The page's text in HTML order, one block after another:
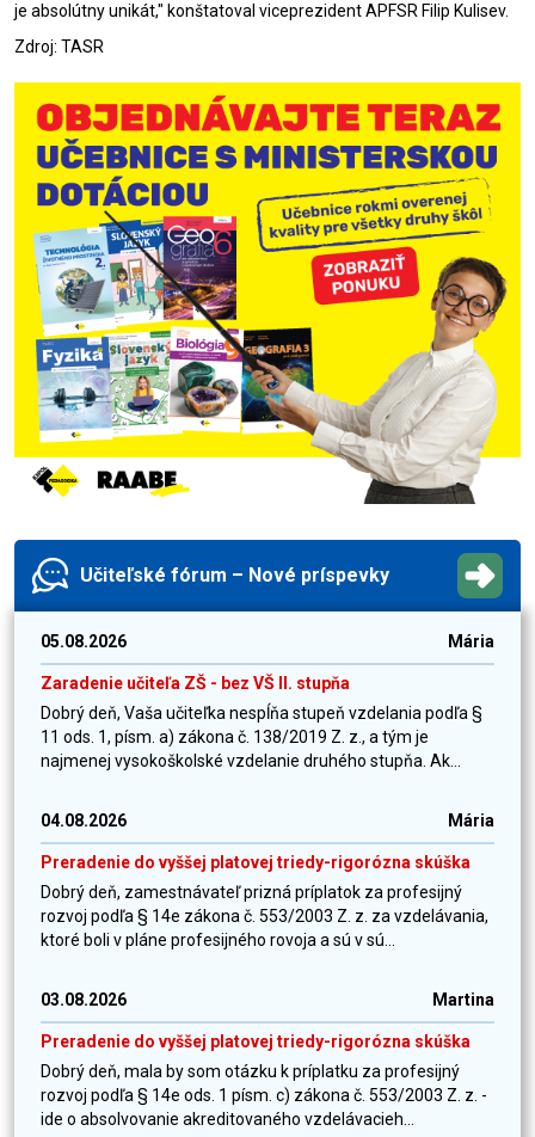
je absolútny unikát," konštatoval viceprezident APFSR Filip Kulisev.
Zdroj: TASR
Učiteľské fórum – Nové príspevky
05.08.2026 Mária
Zaradenie učiteľa ZŠ - bez VŠ II. stupňa
Dobrý deň, Vaša učiteľka nespĺňa stupeň vzdelania podľa §
11 ods. 1, písm. a) zákona č. 138/2019 Z. z., a tým je
najmenej vysokoškolské vzdelanie druhého stupňa. Ak...
04.08.2026 Mária
Preradenie do vyššej platovej triedy-rigorózna skúška
Dobrý deň, zamestnávateľ prizná príplatok za profesijný
rozvoj podľa § 14e zákona č. 553/2003 Z. z. za vzdelávania,
ktoré boli v pláne profesijného rovoja a sú v sú...
03.08.2026 Martina
Preradenie do vyššej platovej triedy-rigorózna skúška
Dobrý deň, mala by som otázku k príplatku za profesijný
rozvoj podľa § 14e ods. 1 písm. c) zákona č. 553/2003 Z. z. -
ide o absolvovanie akreditovaného vzdelávacieh...